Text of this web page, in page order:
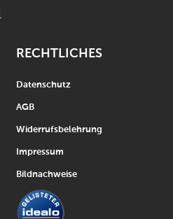
RECHTLICHES
Datenschutz
AGB
Widerrufsbelehrung
Impressum
Bildnachweise